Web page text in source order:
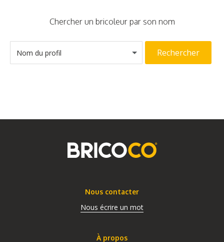
Chercher un bricoleur par son nom
Nom du profil Rechercher
Nous contacter
Nous écrire un mot
À propos